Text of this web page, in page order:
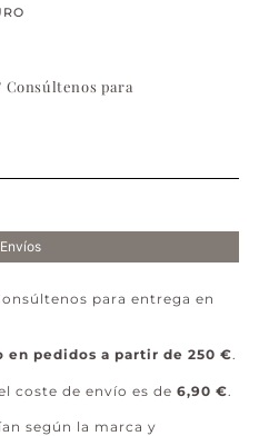
Consúltenos para
Envíos
para entrega en
en pedidos a partir de 250 €.
coste de envío es de 6,90 €
según la marca y